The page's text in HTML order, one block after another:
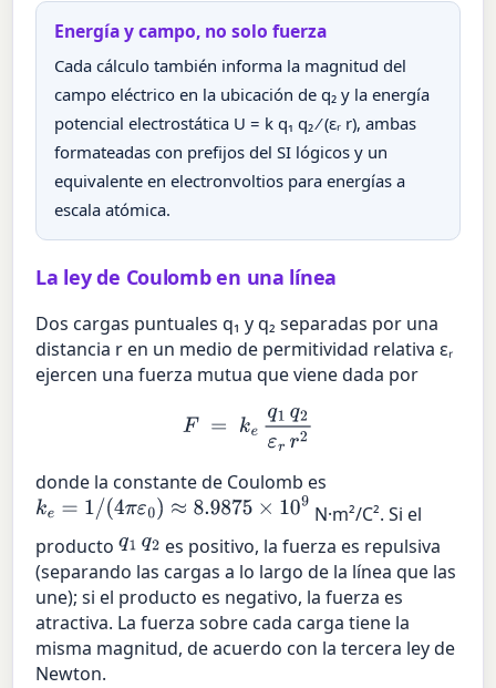
Energía y campo, no solo fuerza
Cada cálculo también informa la magnitud del
campo eléctrico en la ubicación de q₂ y la energía
potencial electrostática U = k q₁ q₂ ⁄ (εᵣ r), ambas
formateadas con prefijos del SI lógicos y un
equivalente en electronvoltios para energías a
escala atómica.
La ley de Coulomb en una línea
Dos cargas puntuales q₁ y q₂ separadas por una
distancia r en un medio de permitividad relativa εᵣ
ejercen una fuerza mutua que viene dada por
F ke 1 2εrr2
donde la constante de Coulomb es
ke =1/ (4πε0)≈8.9875×109
N·m²/C². Si el
productoq1 q2 es positivo, la fuerza es repulsiva
(separando las cargas a lo largo de la línea que las
une); si el producto es negativo, la fuerza es
atractiva. La fuerza sobre cada carga tiene la
misma magnitud, de acuerdo con la tercera ley de
Newton.